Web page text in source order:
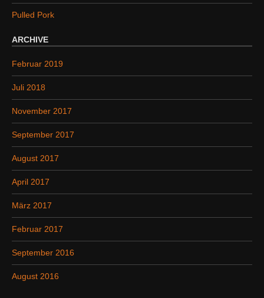
:
Pulled Pork
ARCHIVE
Februar 2019
Juli 2018
November 2017
September 2017
August 2017
April 2017
März 2017
Februar 2017
September 2016
August 2016